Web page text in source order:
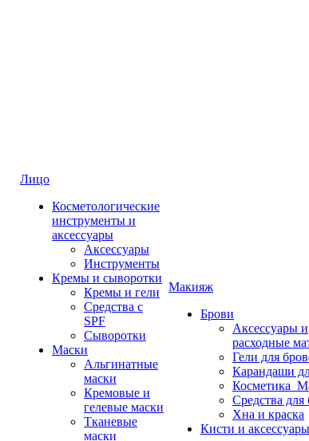
Лицо
Косметологические
инструменты и
аксессуары
Аксессуары
Инструменты
Кремы и сыворотки
Кремы и гели
Средства с
SPF
Сыворотки
Маски
Альгинатные
маски
Кремовые и
гелевые маски
Тканевые
маски
Макияж
Брови
Аксессуары и
расходные
Гели для
Карандаши
Средства для
Хна и краска
Кисти и